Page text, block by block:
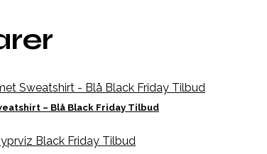
– Blå Black Friday Tilbud